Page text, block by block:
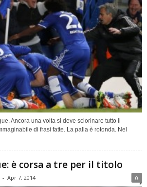
Ancora una volta si deve sciorinare tutto il
di frasi fatte. La palla è rotonda. Nel
è corsa a tre per il titolo
- Apr 7, 2014 0